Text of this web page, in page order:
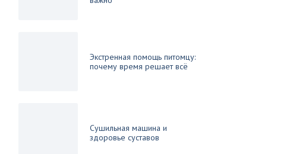
Экстренная помощь питомцу:
почему время решает всё
Сушильная машина и
здоровье суставов